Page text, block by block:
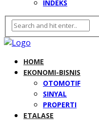
INDEKS
HOME
EKONOMI-BISNIS
OTOMOTIF
SINYAL
PROPERTI
ETALASE